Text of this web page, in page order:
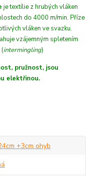
je textílie z hrubýchvláken
do 4000 m/min. Příze
vláken ve svazku.
vzájemným spletením
intermingling)
pružnost, jsou
elektřinou.
+3cm ohyb